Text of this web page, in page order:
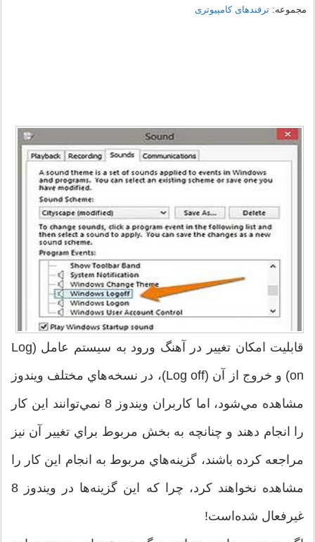
مجموعه:ترفندهای کامپیوتری
قابليت امكان تغيير در آهنگ ورود به سيستم ‌عامل (Log
on) و خروج از آن (Log off)، در نسخه‌هاي مختلف ويندوز
مشاهده مي‌شود، اما كاربران ويندوز 8 نمي‌توانند اين كار
را انجام دهند و چنانچه به بخش مربوط براي تغيير آن نيز
مراجعه كرده باشند، گزينه‌هاي مربوط به انجام اين كار را
مشاهده نخواهند كرد، چرا كه اين گزينه‌ها در ويندوز 8
غيرفعال شده‌است!